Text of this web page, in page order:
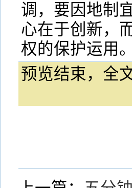
调，要因地制
心在于创新，
权的保护运用
预览结束，全